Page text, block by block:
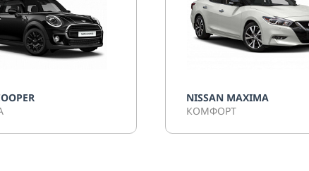
NISSAN MAXIMA
КОМФОРТ